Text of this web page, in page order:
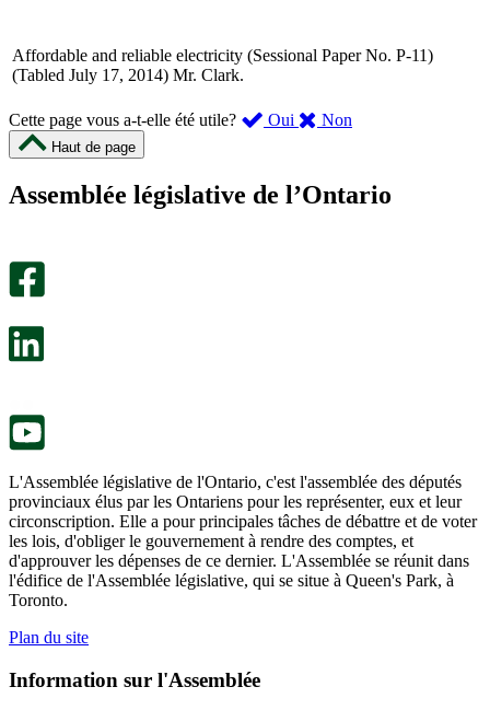
Affordable and reliable electricity (Sessional Paper No. P-11)
(Tabled July 17, 2014) Mr. Clark.
Cette page vous a-t-elle été utile? Oui ,
été
Non
m’a
Haut de page
Assemblée législative de l’Ontario
L'Assemblée législative de l'Ontario, c'est l'assemblée des députés
provinciaux élus par les Ontariens pour les représenter, eux et leur
circonscription. Elle a pour principales tâches de débattre et de voter
les lois, d'obliger le gouvernement à rendre des comptes, et
d'approuver les dépenses de ce dernier. L'Assemblée se réunit dans
l'édifice de l'Assemblée législative, qui se situe à Queen's Park, à
Toronto.
Plan du site
Information sur l'Assemblée